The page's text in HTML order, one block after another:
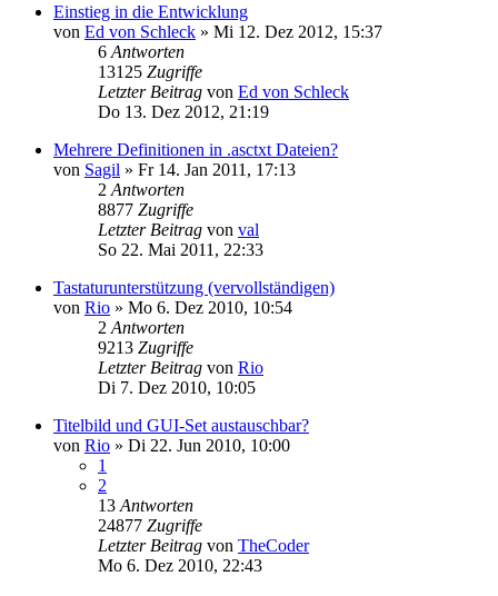
Einstieg in die Entwicklung
von Ed von Schleck » Mi 12. Dez 2012, 15:37
6 Antworten
13125 Zugriffe
Letzter Beitrag von Ed von Schleck
Do 13. Dez 2012, 21:19
Mehrere Definitionen in .asctxt Dateien?
von Sagil » Fr 14. Jan 2011, 17:13
2 Antworten
8877 Zugriffe
Letzter Beitrag von val
So 22. Mai 2011, 22:33
Tastaturunterstützung (vervollständigen)
von Rio » Mo 6. Dez 2010, 10:54
2 Antworten
9213 Zugriffe
Letzter Beitrag von Rio
Di 7. Dez 2010, 10:05
Titelbild und GUI-Set austauschbar?
von Rio » Di 22. Jun 2010, 10:00
1
2
13 Antworten
24877 Zugriffe
Letzter Beitrag von TheCoder
Mo 6. Dez 2010, 22:43